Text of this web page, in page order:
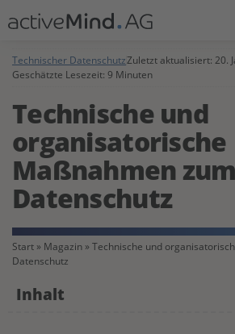
Technischer DatenschutzZuletzt aktualisiert: 20.
Geschätzte Lesezeit: 9 Minuten
Technische und
organisatorische
Maßnahmen zum
Datenschutz
Start » Magazin »Technische und
Datenschutz
Inhalt